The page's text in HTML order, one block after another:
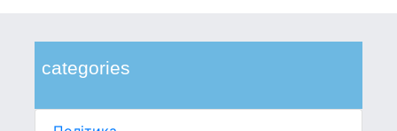
categories